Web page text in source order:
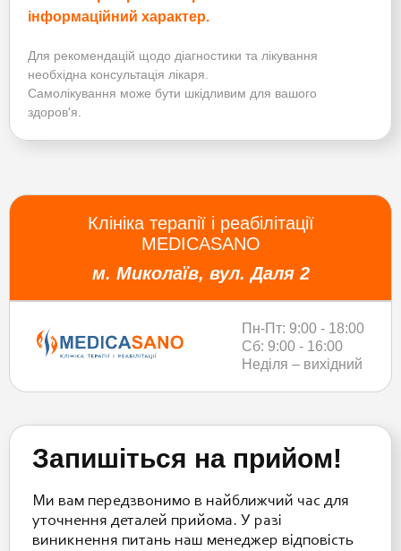
інформаційний характер.
Для рекомендацій щодо діагностики та лікування
необхідна консультація лікаря.
Самолікування може бути шкідливим для вашого
здоров'я.
Клініка терапії і реабілітації
MEDICASANO
м. Миколаїв, вул. Даля 2
Пн-Пт: 9:00 - 18:00
Сб: 9:00 - 16:00
Неділя – вихідний
Запишіться на прийом!
Ми вам передзвонимо в найближчий час для
уточнення деталей прийома. У разі
виникнення питань наш менеджер відповість